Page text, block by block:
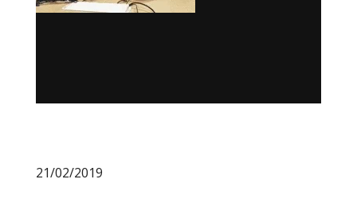
21/02/2019